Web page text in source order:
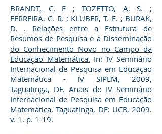
BRANDT, C. F ; TOZETTO, A. S. ;
FERREIRA, C. R. ; KLÜBER, T. E. ; BURAK,
D. . Relações entre a Estrutura de
Resumos de Pesquisa e a Disseminação
do Conhecimento Novo no Campo da
Educação Matemática. In: IV Seminário
Internacional de Pesquisa em Educação
Matemática - IV SIPEM, 2009,
Taguatinga, DF. Anais do IV Seminário
Internacional de Pesquisa em Educação
Matemática. Taguatinga, DF: UCB, 2009.
v. 1. p. 1-19.